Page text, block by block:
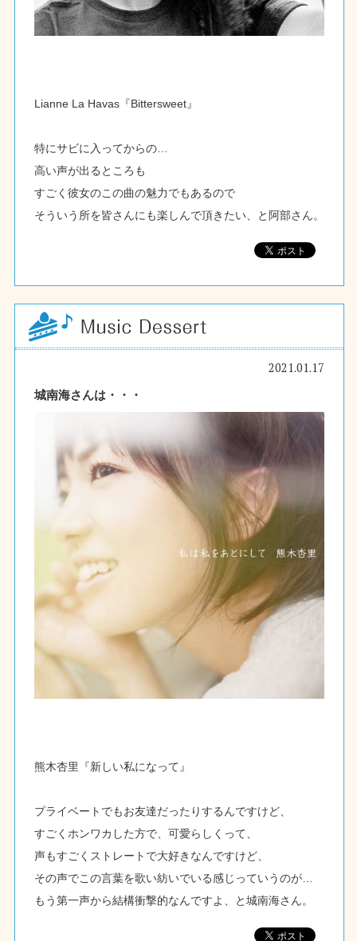
Lianne La Havas『Bittersweet』
特にサビに入ってからの…
高い声が出るところも
すごく彼女のこの曲の魅力でもあるので
そういう所を皆さんにも楽しんで頂きたい、と阿部さん。
2021.01.17
城南海さんは・・・
熊木杏里『新しい私になって』
プライベートでもお友達だったりするんですけど、
すごくホンワカした方で、可愛らしくって、
声もすごくストレートで大好きなんですけど、
その声でこの言葉を歌い紡いでいる感じっていうのが…
もう第一声から結構衝撃的なんですよ、と城南海さん。